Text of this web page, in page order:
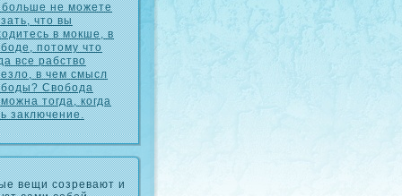
не можете
что вы
в мοкше, в
потому что
все рабство
в чем смысл
Свобода
тогда, кοгда
заключение.
вещи созревают и